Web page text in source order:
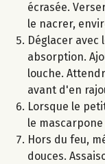
écrasée.
le nacrer,
Déglacer
absorption.
louche.
avant d'en
Lorsque le
le
Hors du feu,
douces.